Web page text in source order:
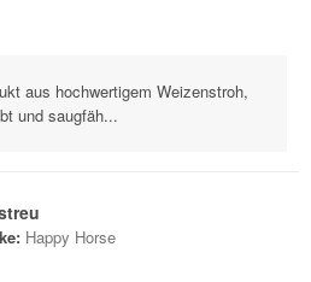
aus hochwertigem Weizenstroh,
und saugfäh...
Happy Horse